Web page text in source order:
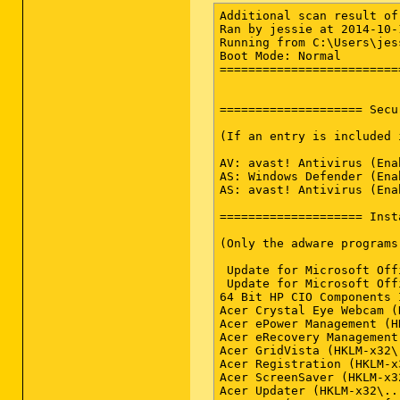
Additional scan result of Farbar Recovery Scan Tool (x64) Version: 12-10-2014
Ran by jessie at 2014-10-12 18:59:55
Running from C:\Users\jessie\Downloads
Boot Mode: Normal
==========================================================


==================== Security Center ========================

(If an entry is included in the fixlist, it will be removed.)

AV: avast! Antivirus (Enabled - Up to date) {17AD7D40-BA12-9C46-7131-94903A54AD8B}
AS: Windows Defender (Enabled - Up to date) {D68DDC3A-831F-4fae-9E44-DA132C1ACF46}
AS: avast! Antivirus (Enabled - Up to date) {ACCC9CA4-9C28-93C8-4B81-AFE241D3E736}

==================== Installed Programs ======================

(Only the adware programs with "hidden" flag could be added to the fixlist to unhide them. The adware programs should be uninstalled manually.)

 Update for Microsoft Office 2007 (KB2508958) (HKLM-x32\...\{90120000-0030-0000-0000-0000000FF1CE}_ENTERPRISE_{0C5823AA-7B6F-44E1-8D5B-8FD1FF0E6438}) (Version:  - Microsoft)
 Update for Microsoft Office 2007 (KB2508958) (HKLM-x32\...\{91120000-002F-0000-0000-0000000FF1CE}_HOMESTUDENTR_{0C5823AA-7B6F-44E1-8D5B-8FD1FF0E6438}) (Version:  - Microsoft)
64 Bit HP CIO Components Installer (Version: 6.2.1 - Hewlett-Packard) Hidden
Acer Crystal Eye Webcam (HKLM-x32\...\{7760D94E-B1B5-40A0-9AA0-ABF942108755}) (Version: 5.2.6.1 - Suyin Optronics Corp)
Acer ePower Management (HKLM-x32\...\{3DB0448D-AD82-4923-B305-D001E521A964}) (Version: 4.05.3004 - Acer Incorporated)
Acer eRecovery Management (HKLM-x32\...\{7F811A54-5A09-4579-90E1-C93498E230D9}) (Version: 4.05.3005 - Acer Incorporated)
Acer GridVista (HKLM-x32\...\GridVista) (Version: 3.01.0730 - Acer Inc.)
Acer Registration (HKLM-x32\...\Acer Registration) (Version: 1.02.3006 - Acer Incorporated)
Acer ScreenSaver (HKLM-x32\...\Acer Screensaver) (Version: 1.06.0804 - Acer Incorporated)
Acer Updater (HKLM-x32\...\{EE171732-BEB4-4576-887D-CB62727F01CA}) (Version: 1.01.3017 - Acer Incorporated)
Acer VCM (HKLM-x32\...\{047F790A-7A2A-4B6A-AD02-38092BA63DAC}) (Version: 4.05.3000 - Acer Incorporated)
Acrobat.com (HKLM-x32\...\{287ECFA4-719A-2143-A09B-D6A12DE54E40}) (Version: 1.6.65 - Adobe Systems Incorporated)
Adobe AIR (HKLM-x32\...\Adobe AIR) (Version: 1.5.0.7220 - Adobe Systems Inc.)
Adobe AIR (x32 Version: 1.5.0.7220 - Adobe Systems Inc.) Hidden
Adobe Digital Editions (HKLM-x32\...\Digital Editions) (Version:  - )
Adobe Flash Player 10 ActiveX (HKLM-x32\...\Adobe Flash Player ActiveX) (Version: 10.0.32.18 - Adobe Systems Incorporated)
Adobe Flash Player 15 Plugin (HKLM-x32\...\Adobe Flash Player Plugin) (Version: 15.0.0.152 - Adobe Systems Incorporated)
Adobe Reader 9.5.5 MUI (HKLM-x32\...\{AC76BA86-7AD7-FFFF-7B44-A91000000001}) (Version: 9.5.5 - Adobe Systems Incorporated)
Alcor Micro USB Card Reader (HKLM-x32\...\InstallShield_{5A22D889-FBDD-4AE8-86EC-089D45FC133E}) (Version: 1.2.17.05001 - Alcor Micro Corp.)
Alcor Micro USB Card Reader (x32 Version: 1.2.17.05001 - Alcor Micro Corp.) Hidden
ALPS Touch Pad Driver (HKLM\...\{9F72EF8B-AEC9-4CA5-B483-143980AFD6FD}) (Version: 7.105.2011.102 - Alps